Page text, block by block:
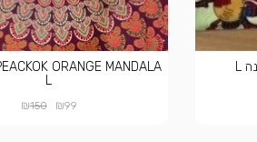
L
₪99
₪150